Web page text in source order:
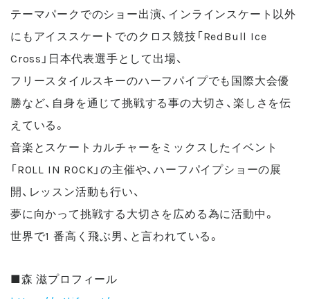
テーマパークでのショー出演、インラインスケート以外
にもアイススケートでのクロス競技「RedBull Ice
Cross」日本代表選手として出場、
フリースタイルスキーのハーフパイプでも国際大会優
勝など、自身を通じて挑戦する事の大切さ、楽しさを伝
えている。
音楽とスケートカルチャーをミックスしたイベント
「ROLL IN ROCK」の主催や、ハーフパイプショーの展
開、レッスン活動も行い、
夢に向かって挑戦する大切さを広める為に活動中。
世界で1 番高く飛ぶ男、と言われている。
■森 滋プロフィール